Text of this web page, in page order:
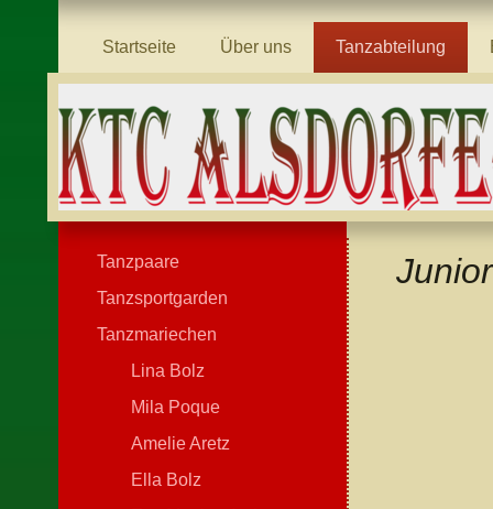
Startseite Über uns Tanzabteilung
Tanzpaare
Tanzsportgarden
Tanzmariechen
Lina Bolz
Mila Poque
Amelie Aretz
Ella Bolz